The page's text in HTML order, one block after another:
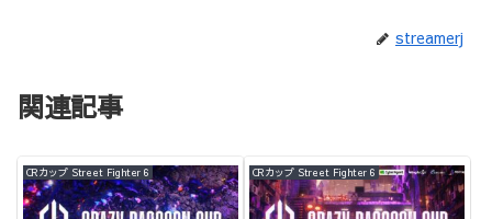
streamerj
関連記事
CRカップ Street Fighter 6 CRカップ Street Fighter 6